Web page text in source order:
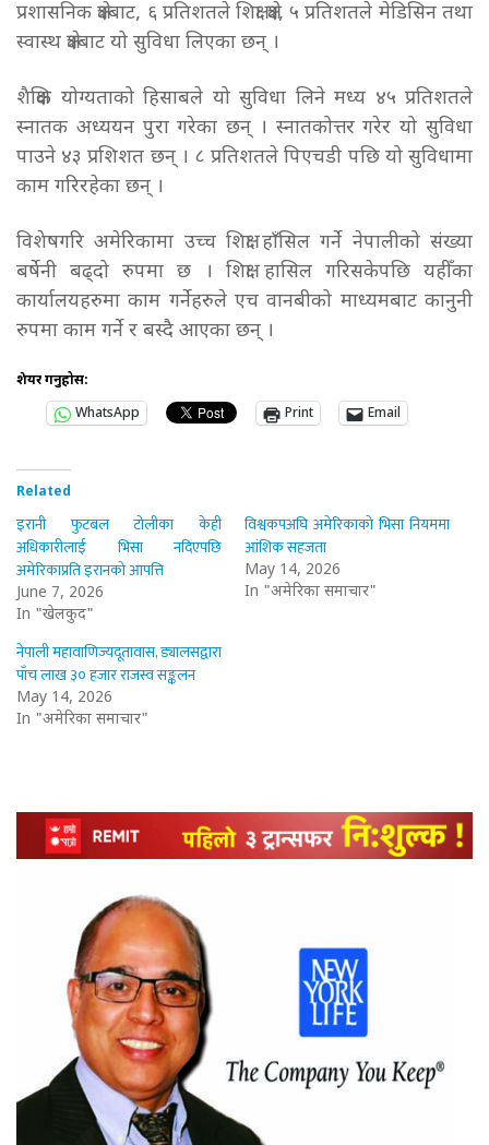
प्रशासनिक क्षेत्रबाट, ६ प्रतिशतले शिक्षा क्षेत्र, ५ प्रतिशतले मेडिसिन तथा
स्वास्थ क्षेत्रबाट यो सुविधा लिएका छन् ।
शैक्षिक योग्यताको हिसाबले यो सुविधा लिने मध्य ४५ प्रतिशतले
स्नातक अध्ययन पुरा गरेका छन् । स्नातकोत्तर गरेर यो सुविधा
पाउने ४३ प्रशिशत छन् । ८ प्रतिशतले पिएचडी पछि यो सुविधामा
काम गरिरहेका छन् ।
विशेषगरि अमेरिकामा उच्च शिक्षा हाँसिल गर्ने नेपालीको संख्या
बर्षेनी बढ्दो रुपमा छ । शिक्षा हासिल गरिसकेपछि यहीँका
कार्यालयहरुमा काम गर्नेहरुले एच वानबीको माध्यमबाट कानुनी
रुपमा काम गर्ने र बस्दै आएका छन् ।
शेयर गर्नुहोस:
WhatsApp
Print Email
Related
इरानी फुटबल टोलीका केही
अधिकारीलाई भिसा नदिएपछि
अमेरिकाप्रति इरानको आपत्ति
June 7, 2026
In "खेलकुद"
विश्वकपअघि अमेरिकाको भिसा नियममा
आंशिक सहजता
May 14, 2026
In "अमेरिका समाचार"
नेपाली महावाणिज्यदूतावास, ड्यालसद्वारा
पाँच लाख ३० हजार राजस्व सङ्कलन
May 14, 2026
In "अमेरिका समाचार"